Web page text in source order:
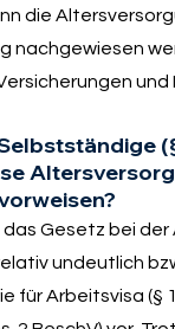
die
nachgewiesen
und
Gesetz bei
undeutlich
für Arbeitsvisa (§